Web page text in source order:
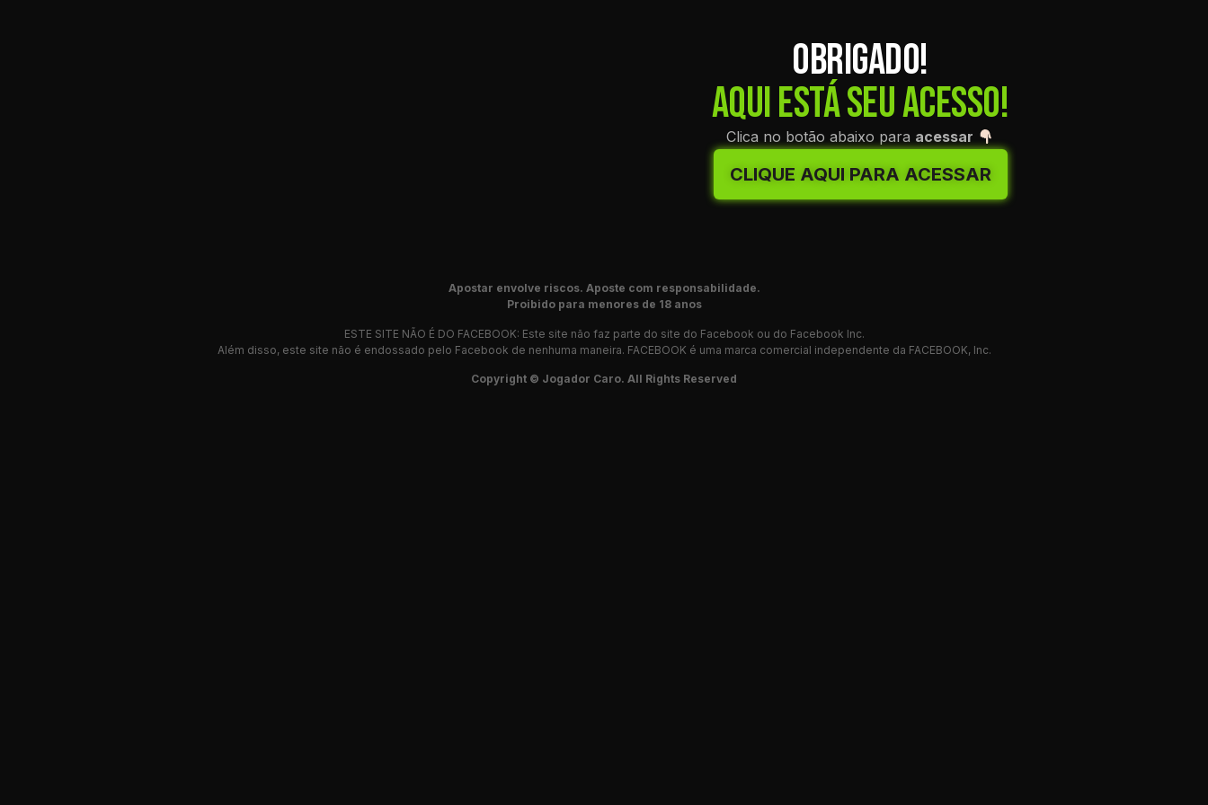
OBRIGADO!
AQUI ESTÁ SEU ACESSO!
Clica no botão abaixo para acessar
CLIQUE AQUI PARA ACESSAR
Apostar envolve riscos. Aposte com responsabilidade.
Proibido para menores de 18 anos
ESTE SITE NÃO É DO FACEBOOK: Este site não faz parte do site do Facebook ou do Facebook Inc.
Além disso, este site não é endossado pelo Facebook de nenhuma maneira. FACEBOOK é uma marca comercial independente da FACEBOOK, Inc.
Copyright © Jogador Caro. All Rights Reserved